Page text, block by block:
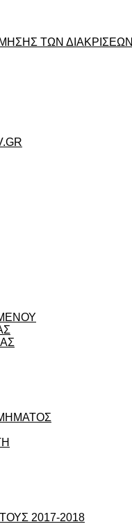
ΤΩΝ ΔΙΑΚΡΙΣΕΩΝ
2017-2018